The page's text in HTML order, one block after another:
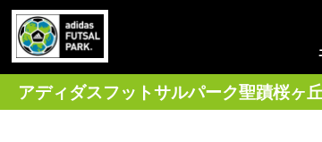
アディダスフットサルパーク聖蹟桜ヶ丘